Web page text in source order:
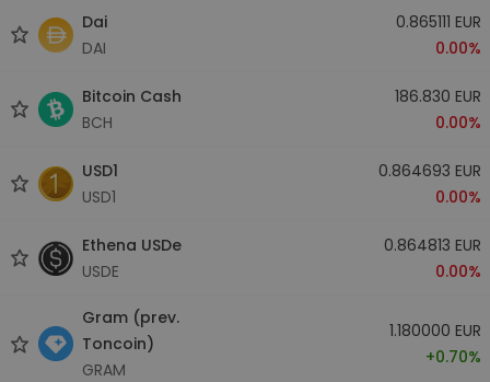
Dai
DAI
0.865111 EUR
0.00%
Bitcoin Cash
BCH
186.830 EUR
0.00%
USD1
USD1
0.864693 EUR
0.00%
Ethena USDe
USDE
0.864813 EUR
0.00%
Gram (prev.
Toncoin)
GRAM
1.180000 EUR
+0.70%